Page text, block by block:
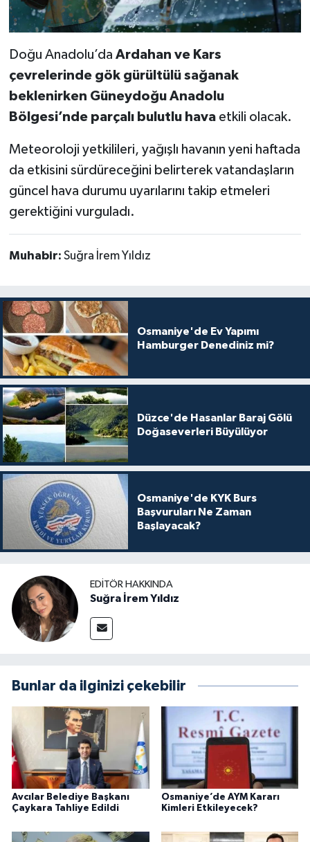
Doğu Anadolu’da Ardahan ve Kars
çevrelerinde gök gürültülü sağanak
beklenirken Güneydoğu Anadolu
Bölgesi’nde parçalı bulutlu havaetkili olacak.
Meteoroloji yetkilileri, yağışlı havanın yeni haftada
da etkisini sürdüreceğini belirterek vatandaşların
güncel hava durumu uyarılarını takip etmeleri
gerektiğini vurguladı.
Muhabir: Suğra İrem Yıldız
Osmaniye'de Ev Yapımı
Hamburger Denediniz mi?
Düzce'de Hasanlar Baraj Gölü
Doğaseverleri Büyülüyor
Osmaniye'de KYK Burs
Başvuruları Ne Zaman
Başlayacak?
EDITÖR HAKKINDA
Suğra İrem Yıldız
Bunlar da ilginizi çekebilir
Avcılar Belediye Başkanı
Çaykara Tahliye Edildi
Osmaniye’de AYM Kararı
Kimleri Etkileyecek?